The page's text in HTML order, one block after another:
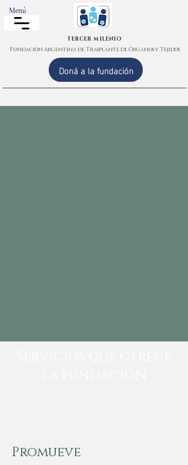
Doná a la fundación
Menú
TERCER MILENIO
Fundación Argentina de Trasplante de Órganos y Tejidos
Promueve